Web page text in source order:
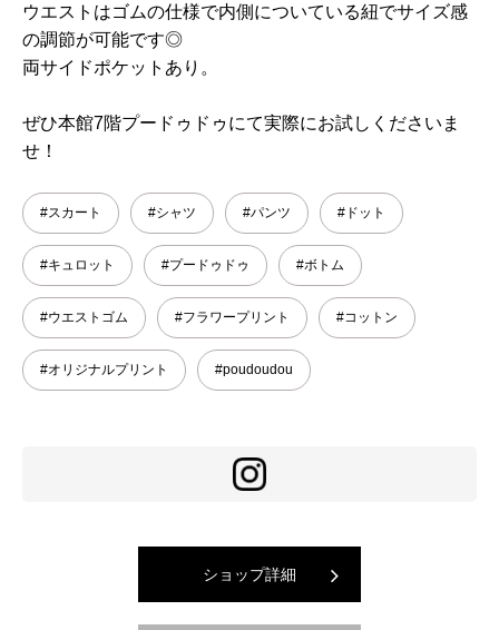
ウエストはゴムの仕様で内側についている紐でサイズ感
の調節が可能です◎
両サイドポケットあり。
ぜひ本館7階プードゥドゥにて実際にお試しくださいま
せ！
#スカート #シャツ #パンツ #ドット
#キュロット #プードゥドゥ #ボトム
#ウエストゴム #フラワープリント #コットン
#オリジナルプリント #poudoudou
ショップ詳細